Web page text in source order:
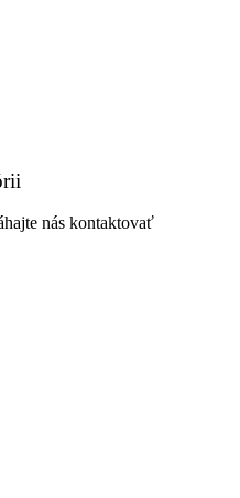
nás kontaktovať